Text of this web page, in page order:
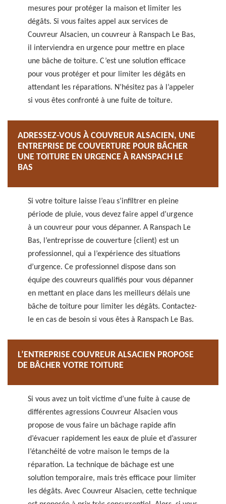
mesures pour protéger la maison et limiter les
dégâts. Si vous faites appel aux services de
Couvreur Alsacien, un couvreur à Ranspach Le Bas,
il interviendra en urgence pour mettre en place
une bâche de toiture. C’est une solution efficace
pour vous protéger et pour limiter les dégâts en
attendant les réparations. N’hésitez pas à l’appeler
si vous êtes confronté à une fuite de toiture.
ADRESSEZ-VOUS À COUVREUR ALSACIEN, UNE
ENTREPRISE DE COUVERTURE POUR BÂCHER
UNE TOITURE EN URGENCE À RANSPACH LE
BAS
Si votre toiture laisse l’eau s’infiltrer en pleine
période de pluie, vous devez faire appel d’urgence
à un couvreur pour vous dépanner. A Ranspach Le
Bas, l’entreprisse de couverture {client) est un
professionnel, qui a l’expérience des situations
d’urgence. Ce professionnel dispose dans son
équipe des couvreurs qualifiés pour vous dépanner
en mettant en place dans les meilleurs délais une
bâche de toiture pour limiter les dégâts. Contactez-
le en cas de besoin si vous êtes à Ranspach Le Bas.
L’ENTREPRISE COUVREUR ALSACIEN PROPOSE
DE BÂCHER VOTRE TOITURE
Si vous avez un toit victime d’une fuite à cause de
différentes agressions Couvreur Alsacien vous
propose de vous faire un bâchage rapide afin
d’évacuer rapidement les eaux de pluie et d’assurer
l’étanchéité de votre maison le temps de la
réparation. La technique de bâchage est une
solution temporaire, mais très efficace pour limiter
les dégâts. Avec Couvreur Alsacien, cette technique